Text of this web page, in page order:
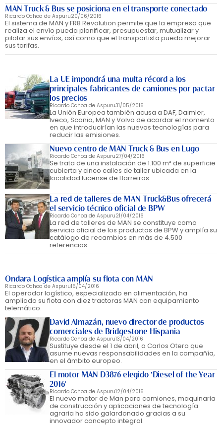
MAN Truck & Bus se posiciona en el transporte conectado
Ricardo Ochoa de Aspuru20/06/2016
El sistema de MAN y FR8 Revolution permite que la empresa que
realiza el envío pueda planificar, presupuestar, mutualizar y
pilotar sus envíos, así como que el transportista pueda mejorar
sus tarifas.
La UE impondrá una multa récord a los
principales fabricantes de camiones por pactar
los precios
Ricardo Ochoa de Aspuru31/05/2016
La Unión Europea también acusa a DAF, Daimler,
Iveco, Scania, MAN y Volvo de acordar el momento
en que introducirían las nuevas tecnologías para
reducir las emisiones.
Nuevo centro de MAN Truck & Bus en Lugo
Ricardo Ochoa de Aspuru27/04/2016
Se trata de una instalación de 1.100 m² de superficie
cubierta y cinco calles de taller ubicada en la
localidad lucense de Barreiros.
La red de talleres de MAN Truck&Bus ofrecerá
el servicio técnico oficial de BPW
Ricardo Ochoa de Aspuru21/04/2016
La red de talleres de MAN se constituye como
servicio oficial de los productos de BPW y amplía su
catálogo de recambios en más de 4.500
referencias.
Ondara Logística amplía su flota con MAN
Ricardo Ochoa de Aspuru15/04/2016
El operador logístico, especializado en alimentación, ha
ampliado su flota con diez tractoras MAN con equipamiento
telemático.
David Almazán, nuevo director de productos
comerciales de Bridgestone Hispania
Ricardo Ochoa de Aspuru13/04/2016
Sustituye desde el 1 de abril, a Carlos Otero que
asume nuevas responsabilidades en la compañía,
en el ámbito europeo.
El motor MAN D3876 elegido 'Diesel of the Year
2016'
Ricardo Ochoa de Aspuru12/04/2016
El nuevo motor de Man para camiones, maquinaria
de construcción y aplicaciones de tecnología
agraria ha sido galardonado gracias a su
innovador concepto integral.